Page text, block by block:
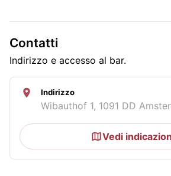
Contatti
Indirizzo e accesso al bar.
Indirizzo
Wibauthof 1, 1091 DD
Vedi